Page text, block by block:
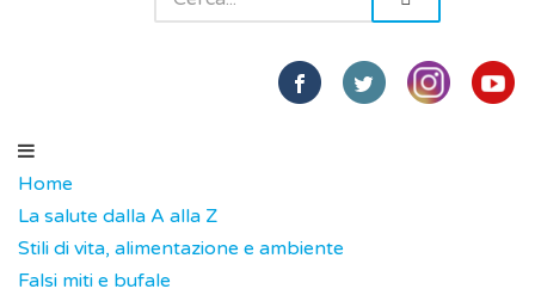
Home
La salute dalla A alla Z
Stili di vita, alimentazione e ambiente
Falsi miti e bufale